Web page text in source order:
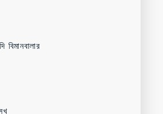
বিমানবালার